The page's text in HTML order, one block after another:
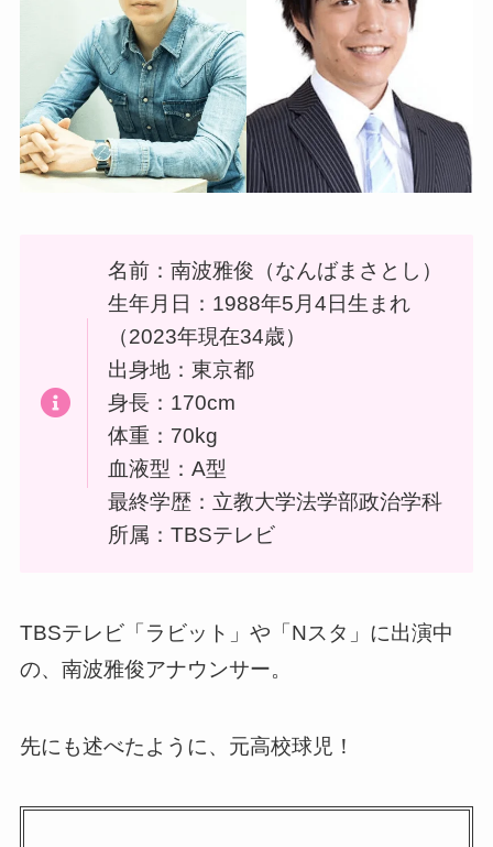
名前：南波雅俊（なんばまさとし）
生年月日：1988年5月4日生まれ
（2023年現在34歳）
出身地：東京都
身長：170cm
体重：70kg
血液型：A型
最終学歴：立教大学法学部政治学科
所属：TBSテレビ
TBSテレビ「ラビット」や「Nスタ」に出演中
の、南波雅俊アナウンサー。
先にも述べたように、元高校球児！